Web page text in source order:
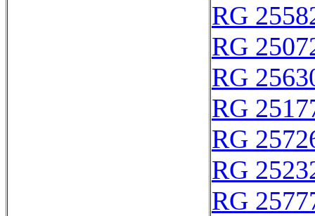
RG
RG
RG
RG
RG
RG
RG